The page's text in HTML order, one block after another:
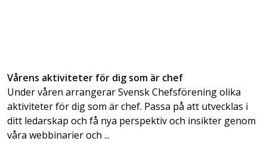
Vårens aktiviteter för dig som är chef
Under våren arrangerar Svensk Chefsförening olika
aktiviteter för dig som är chef. Passa på att utvecklas i
ditt ledarskap och få nya perspektiv och insikter genom
våra webbinarier och ...